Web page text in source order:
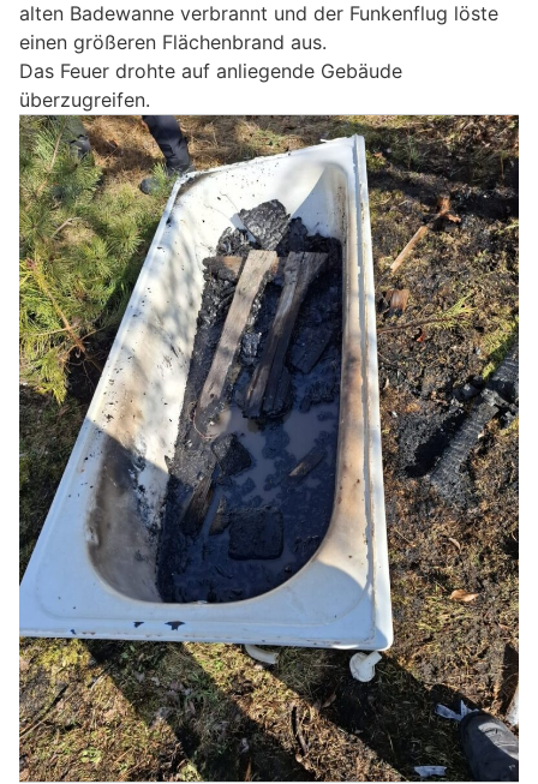
alten Badewanne verbrannt und der Funkenflug löste
einen größeren Flächenbrand aus.
Das Feuer drohte auf anliegende Gebäude
überzugreifen.